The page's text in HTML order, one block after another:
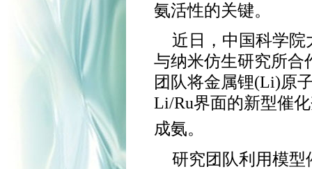
氨活性的关键。
近日，中国科学
与纳米仿生研究所合
团队将金属锂(Li)原
Li/Ru界面的新型催
成氨。
研究团队利用模